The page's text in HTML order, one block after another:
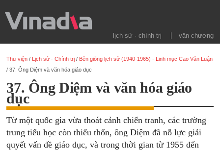
lịch sử · chính trị văn chương
Thư viện / Lịch sử · Chính trị / Bên giòng lịch sử (1940-1965) - Linh mục Cao Văn Luận
/37. Ông Diệm và văn hóa giáo dục
37. Ông Diệm và văn hóa giáo
dục
Từ một quốc gia vừa thoát cảnh chiến tranh, các trường
trung tiểu học còn thiếu thốn, ông Diệm đã nỗ lực giải
quyết vấn đề giáo dục, và trong thời gian từ 1955 đến